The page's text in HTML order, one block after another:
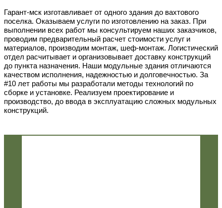
Гарант-мск изготавливает от одного здания до вахтового
поселка. Оказываем услуги по изготовлению на заказ. При
выполнении всех работ мы консультируем наших заказчиков,
проводим предварительный расчет стоимости услуг и
материалов, производим монтаж, шеф-монтаж. Логистический
отдел расчитывает и организовывает доставку конструкций
до пункта назначения. Наши модульные здания отличаются
качеством исполнения, надежностью и долговечностью. За
#10 лет работы мы разработали методы технологий по
сборке и установке. Реализуем проектирование и
производство, до ввода в эксплуатацию сложных модульных
конструкций.